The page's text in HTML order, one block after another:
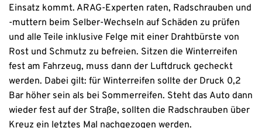
Einsatz kommt. ARAG-Experten raten, Radschrauben und
-muttern beim Selber-Wechseln auf Schäden zu prüfen
und alle Teile inklusive Felge mit einer Drahtbürste von
Rost und Schmutz zu befreien. Sitzen die Winterreifen
fest am Fahrzeug, muss dann der Luftdruck gecheckt
werden. Dabei gilt: für Winterreifen sollte der Druck 0,2
Bar höher sein als bei Sommerreifen. Steht das Auto dann
wieder fest auf der Straße, sollten die Radschrauben über
Kreuz ein letztes Mal nachgezogen werden.